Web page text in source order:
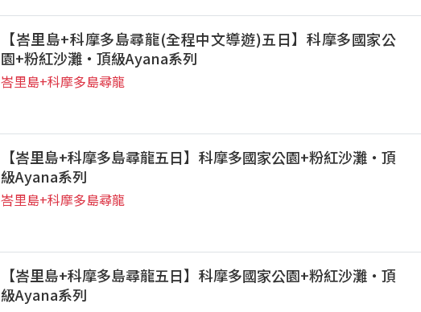
【峇里島+科摩多島尋龍(全程中文導遊)五日】科摩多國家公
園+粉紅沙灘‧頂級Ayana系列
峇里島+科摩多島尋龍
【峇里島+科摩多島尋龍五日】科摩多國家公園+粉紅沙灘‧頂
級Ayana系列
峇里島+科摩多島尋龍
【峇里島+科摩多島尋龍五日】科摩多國家公園+粉紅沙灘‧頂
級Ayana系列